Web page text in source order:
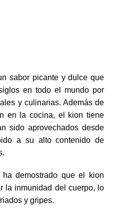
sabor picante y dulce que
en todo el mundo por
y culinarias. Además de
en la cocina, el kion tiene
sido aprovechados desde
a su alto contenido de
demostrado que el kion
la inmunidad del cuerpo, lo
y gripes.